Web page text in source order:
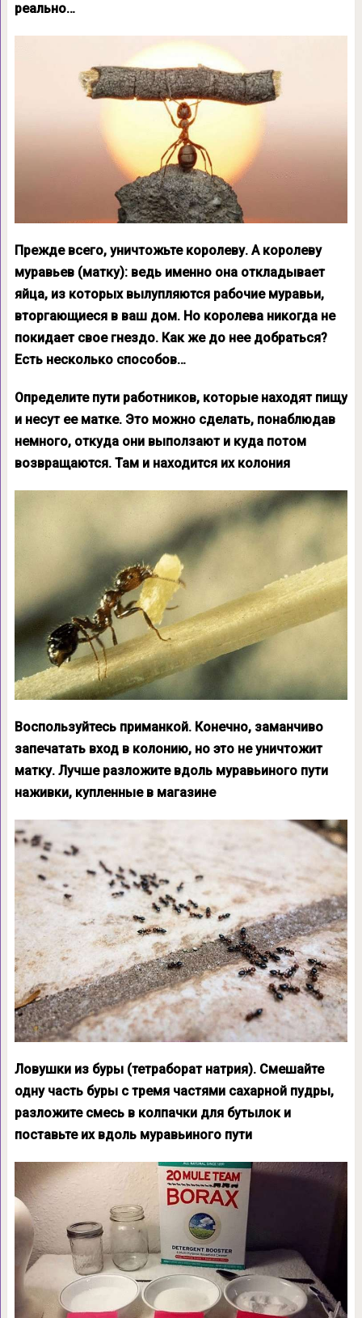
реально…
Прежде всего, уничтожьте королеву. А королеву
муравьев (матку): ведь именно она откладывает
яйца, из которых вылупляются рабочие муравьи,
вторгающиеся в ваш дом. Но королева никогда не
покидает свое гнездо. Как же до нее добраться?
Есть несколько способов…
Определите пути работников, которые находят пищу
и несут ее матке. Это можно сделать, понаблюдав
немного, откуда они выползают и куда потом
возвращаются. Там и находится их колония
Воспользуйтесь приманкой. Конечно, заманчиво
запечатать вход в колонию, но это не уничтожит
матку. Лучше разложите вдоль муравьиного пути
наживки, купленные в магазине
Ловушки из буры (тетраборат натрия). Смешайте
одну часть буры с тремя частями сахарной пудры,
разложите смесь в колпачки для бутылок и
поставьте их вдоль муравьиного пути